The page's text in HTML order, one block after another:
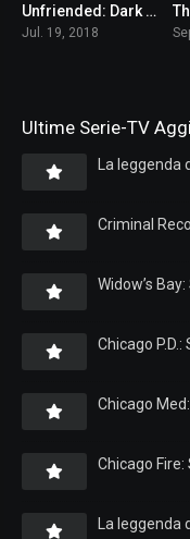
5.9Unfriended: Dark Web
Jul. 19, 2018
Ultime Serie-TV
La leggenda
Criminal
Widow’s
Chicago
Chicago
Chicago Fire:
La leggenda